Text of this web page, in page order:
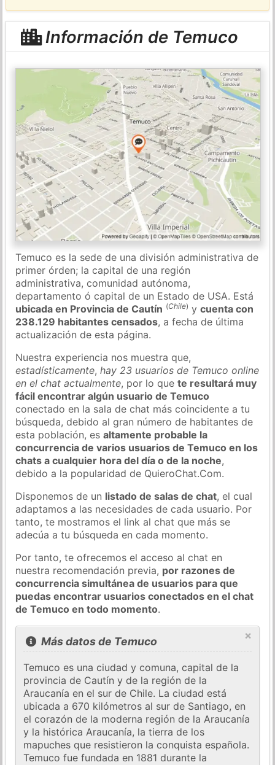
Información de Temuco
Temuco es la sede de una división administrativa de
primer órden; la capital de una región
administrativa, comunidad autónoma,
departamento ó capital de un Estado de USA. Está
ubicada en Provincia de Cautín (Chile) ycuenta con
238.129 habitantes censados, a fecha de última
actualización de esta página.
Nuestra experiencia nos muestra que,
estadísticamente,hay 23 usuarios de Temuco online
en el chat actualmente, por lo quete resultará muy
fácil encontrar algún usuario de Temuco
conectado en la sala de chat más coincidente a tu
búsqueda, debido al gran número de habitantes de
esta población, esaltamente probable la
concurrencia de varios usuarios de Temuco en los
chats a cualquier hora del día o de la noche,
debido a la popularidad de QuieroChat.Com.
Disponemos de un listado de salas de chat, el cual
adaptamos a las necesidades de cada usuario. Por
tanto, te mostramos el link al chat que más se
adecúa a tu búsqueda en cada momento.
Por tanto, te ofrecemos el acceso al chat en
nuestra recomendación previa, por razones de
concurrencia simultánea de usuarios para que
puedas encontrar usuarios conectados en el chat
de Temuco en todo momento.
×
Más datos de Temuco
Temuco es una ciudad y comuna, capital de la
provincia de Cautín y de la región de la
Araucanía en el sur de Chile. La ciudad está
ubicada a 670 kilómetros al sur de Santiago, en
el corazón de la moderna región de la Araucanía
y la histórica Araucanía, la tierra de los
mapuches que resistieron la conquista española.
Temuco fue fundada en 1881 durante la